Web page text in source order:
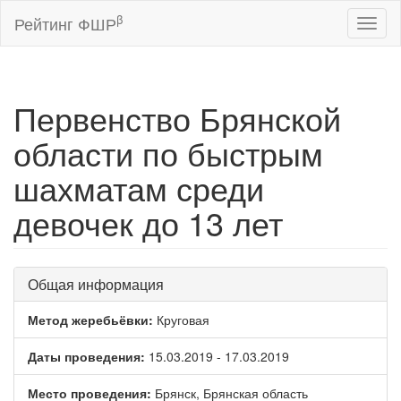
Рейтинг ФШРβ
Первенство Брянской
области по быстрым
шахматам среди
девочек до 13 лет
Общая информация
Метод жеребьёвки: Круговая
Даты проведения: 15.03.2019 - 17.03.2019
Место проведения: Брянск, Брянская область